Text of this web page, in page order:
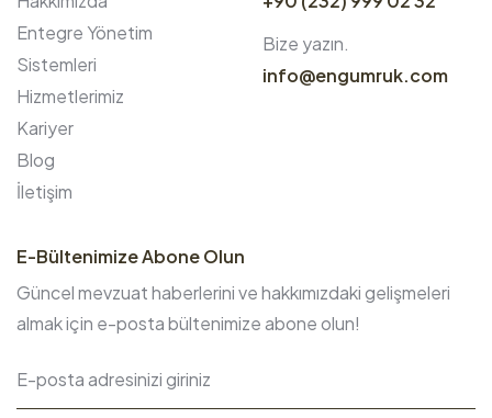
Entegre Yönetim
Sistemleri
Hizmetlerimiz
Kariyer
Blog
İletişim
Bize yazın.
info@engumruk.com
E-Bültenimize Abone Olun
Güncel mevzuat haberlerini ve hakkımızdaki gelişmeleri
almak için e-posta bültenimize abone olun!